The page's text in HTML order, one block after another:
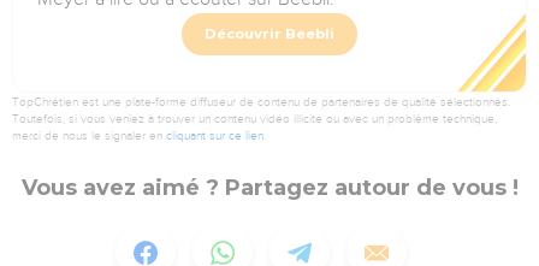
Découvrir Beebli
TopChrétien est une plate-forme diffuseur de contenu de partenaires de qualité sélectionnés.
Toutefois, si vous veniez à trouver un contenu vidéo illicite ou avec un problème technique,
merci de nous le signaler en cliquant sur ce lien.
Vous avez aimé ? Partagez autour de vous !